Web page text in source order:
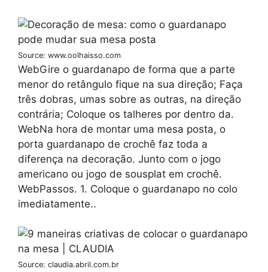
Source: www.oolhaisso.com
WebGire o guardanapo de forma que a parte
menor do retângulo fique na sua direção; Faça
três dobras, umas sobre as outras, na direção
contrária; Coloque os talheres por dentro da.
WebNa hora de montar uma mesa posta, o
porta guardanapo de crochê faz toda a
diferença na decoração. Junto com o jogo
americano ou jogo de sousplat em crochê.
WebPassos. 1. Coloque o guardanapo no colo
imediatamente..
Source: claudia.abril.com.br